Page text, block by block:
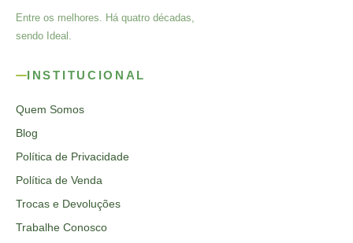
Entre os melhores. Há quatro décadas,
sendo Ideal.
INSTITUCIONAL
Quem Somos
Blog
Política de Privacidade
Política de Venda
Trocas e Devoluções
Trabalhe Conosco